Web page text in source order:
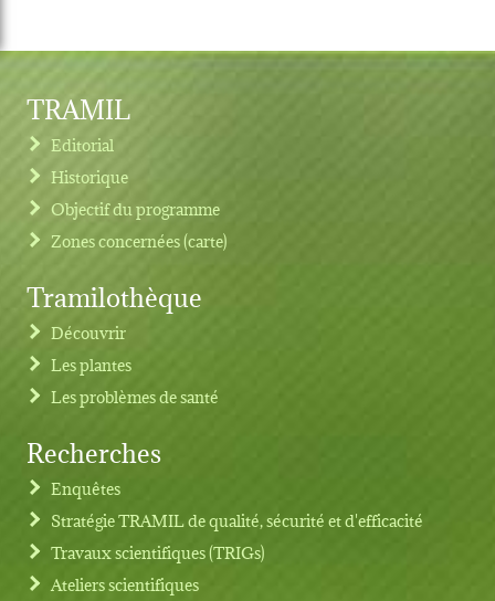
Footer menu
TRAMIL
Editorial
Historique
Objectif du programme
Zones concernées (carte)
Tramilothèque
Découvrir
Les plantes
Les problèmes de santé
Recherches
Enquêtes
Stratégie TRAMIL de qualité, sécurité et d'efficacité
Travaux scientifiques (TRIGs)
Ateliers scientifiques